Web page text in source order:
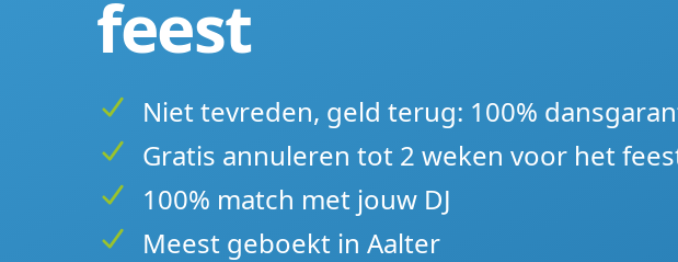
feest
Niet tevreden, geld terug: 100%
Gratis annuleren tot 2 weken voor het
100% match met jouw DJ
Meest geboekt in Aalter